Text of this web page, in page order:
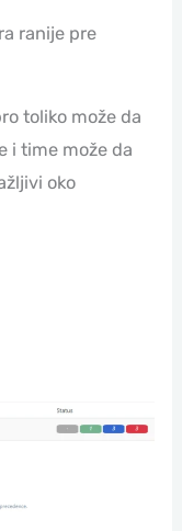
ranije pre
toliko može da
i time može da
oko